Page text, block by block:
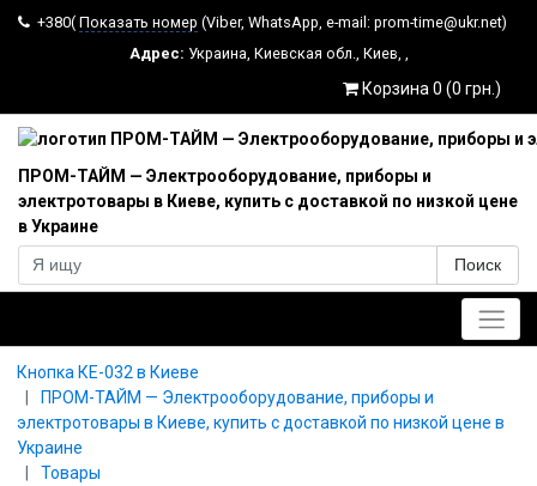
+380( Показать номер (Viber, WhatsApp, e-mail: prom-time@ukr.net)
Адрес: Украина, Киевская обл., Киев, ,
Корзина 0 (0 грн.)
ПРОМ-ТАЙМ — Электрооборудование, приборы и
электротовары в Киеве, купить с доставкой по низкой цене
в Украине
Поиск
Кнопка КЕ-032 в Киеве
ПРОМ-ТАЙМ — Электрооборудование, приборы и
электротовары в Киеве, купить с доставкой по низкой цене в
Украине
Товары